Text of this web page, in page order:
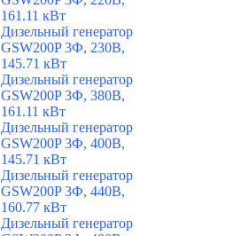
161.11 кВт
Дизельный генератор
GSW200P 3Ф, 230В,
145.71 кВт
Дизельный генератор
GSW200P 3Ф, 380В,
161.11 кВт
Дизельный генератор
GSW200P 3Ф, 400В,
145.71 кВт
Дизельный генератор
GSW200P 3Ф, 440В,
160.77 кВт
Дизельный генератор